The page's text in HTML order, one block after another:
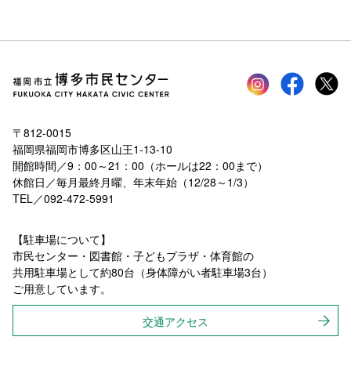
Instagramfacebook
〒812-0015
福岡県福岡市博多区山王1-13-10
開館時間／9：00～21：00（ホールは22：00まで）
休館日／毎月最終月曜、年末年始（12/28～1/3）
TEL／092-472-5991
【駐車場について】
市民センター・図書館・子どもプラザ・体育館の
共用駐車場として約80台（身体障がい者駐車場3台）
ご用意しています。
交通アクセス